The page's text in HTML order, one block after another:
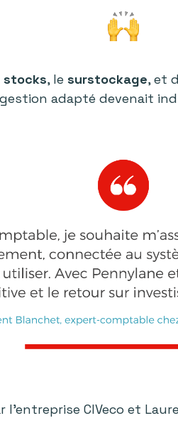
stocks, le surstockage, et
adapté devenait
l’entreprise CIVeco et